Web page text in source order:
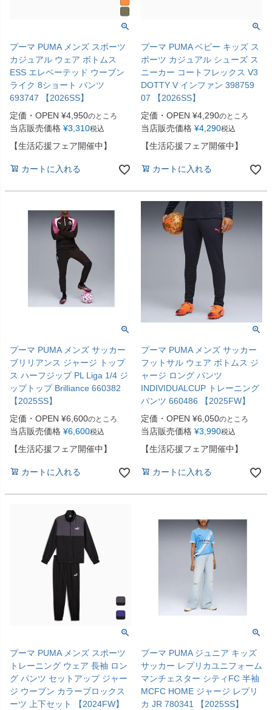
プーマ PUMA メンズ スポーツ
カジュアル ウェア ボトムス
ESS エレベーテッド ウーブン
ライク 8ショート パンツ
693747 【2026SS】
定価・OPEN ¥4,950のところ
当店販売価格 ¥3,310税込
【生活応援フェア開催中】
カートに入れる
プーマ PUMA ベビー キッズ ス
ポーツ カジュアル シューズ ス
ニーカー コートフレックス V3
DOTTY V インファン 398759
07 【2026SS】
定価・OPEN ¥4,290のところ
当店販売価格 ¥4,290税込
【生活応援フェア開催中】
カートに入れる
プーマ PUMA メンズ サッカー
ブリリアンス ジャージ トップ
ス ハーフジップ PL Liga 1/4 ジ
ップトップ Brilliance 660382
【2025SS】
定価・OPEN ¥6,600のところ
当店販売価格 ¥6,600税込
【生活応援フェア開催中】
カートに入れる
プーマ PUMA メンズ サッカー
フットサル ウェア ボトムス ジ
ャージ ロング パンツ
INDIVIDUALCUP トレーニング
パンツ 660486 【2025FW】
定価・OPEN ¥6,050のところ
当店販売価格 ¥3,990税込
【生活応援フェア開催中】
カートに入れる
プーマ PUMA メンズ スポーツ
トレーニング ウェア 長袖 ロン
グ パンツ セットアップ ジャー
ジ ウーブン カラーブロックス
ーツ 上下セット 【2024FW】
プーマ PUMA ジュニア キッズ
サッカー レプリカユニフォーム
マンチェスター シティFC 半袖
MCFC HOME ジャージ レプリ
カ JR 780341 【2025SS】